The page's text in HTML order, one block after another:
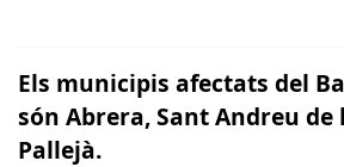
Els municipis afectats del
són Abrera, Sant Andreu de
Pallejà.